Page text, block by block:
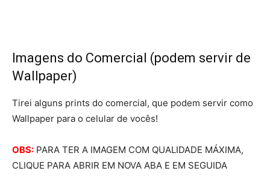
Imagens do Comercial (podem servir de
Wallpaper)
Tirei alguns prints do comercial, que podem servir como
Wallpaper para o celular de vocês!
OBS: PARA TER A IMAGEM COM QUALIDADE MÁXIMA,
CLIQUE PARA ABRIR EM NOVA ABA E EM SEGUIDA